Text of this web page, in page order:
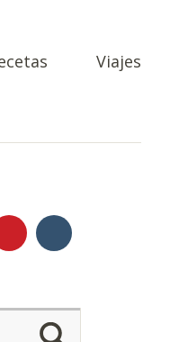
Viajes
PinterestTumblr